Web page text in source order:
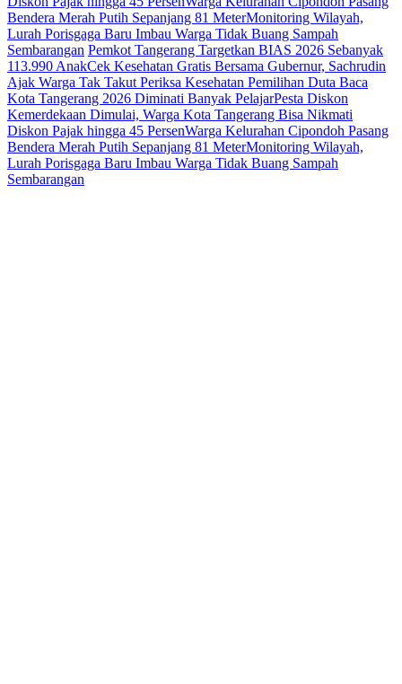
Bendera Merah Putih Sepanjang 81 MeterMonitoring Wilayah,
Lurah Porisgaga Baru Imbau Warga Tidak Buang Sampah
Sembarangan Pemkot Tangerang Targetkan BIAS 2026 Sebanyak
113.990 AnakCek Kesehatan Gratis Bersama Gubernur, Sachrudin
Ajak Warga Tak Takut Periksa Kesehatan Pemilihan Duta Baca
Kota Tangerang 2026 Diminati Banyak PelajarPesta Diskon
Kemerdekaan Dimulai, Warga Kota Tangerang Bisa Nikmati
Diskon Pajak hingga 45 PersenWarga Kelurahan Cipondoh Pasang
Bendera Merah Putih Sepanjang 81 MeterMonitoring Wilayah,
Lurah Porisgaga Baru Imbau Warga Tidak Buang Sampah
Sembarangan